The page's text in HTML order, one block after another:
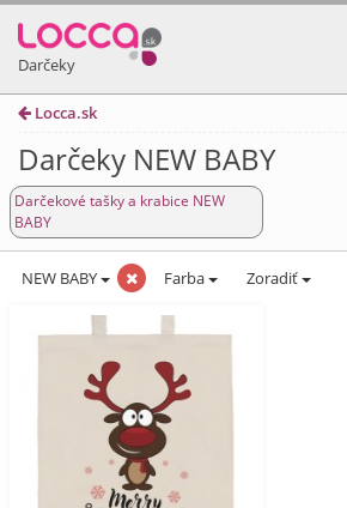
Darčeky
Locca.sk
Darčeky NEW BABY
Darčekové tašky a krabice NEW
BABY
NEW BABY Farba Zoradiť